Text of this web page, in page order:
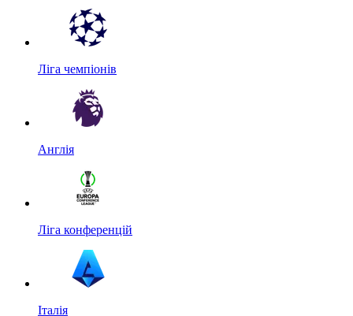
Ліга чемпіонів
Англія
Ліга конференцій
Італія